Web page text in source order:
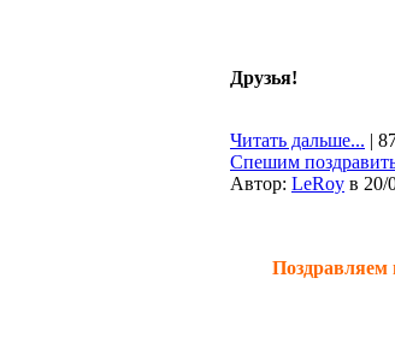
Друзья!
Читать дальше... |
Спешим
Автор: LeRoy в 20/
Поздравляем